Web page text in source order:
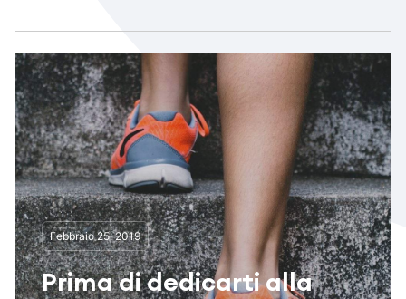
Febbraio 25, 2019
Prima di dedicarti alla